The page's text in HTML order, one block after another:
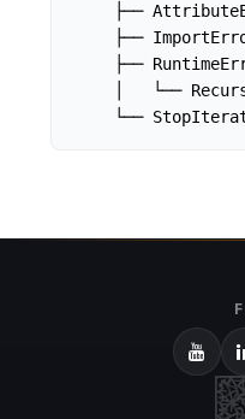
├──
├──
├──
│   └──
└──